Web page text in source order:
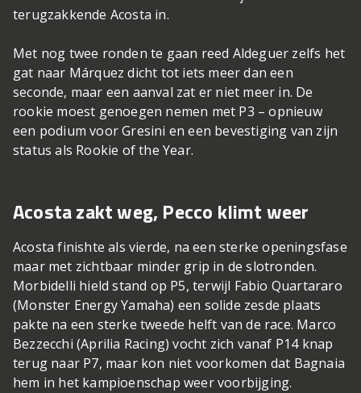
terugzakkende Acosta in.
Met nog twee ronden te gaan reed Aldeguer zelfs het
gat naar Márquez dicht tot iets meer dan een
seconde, maar een aanval zat er niet meer in. De
rookie moest genoegen nemen met P3 – opnieuw
een podium voor Gresini en een bevestiging van zijn
status als Rookie of the Year.
Acosta zakt weg, Pecco klimt weer
Acosta finishte als vierde, na een sterke openingsfase
maar met zichtbaar minder grip in de slotronden.
Morbidelli hield stand op P5, terwijl Fabio Quartararo
(Monster Energy Yamaha) een solide zesde plaats
pakte na een sterke tweede helft van de race. Marco
Bezzecchi (Aprilia Racing) vocht zich vanaf P14 knap
terug naar P7, maar kon niet voorkomen dat Bagnaia
hem in het kampioenschap weer voorbijging.